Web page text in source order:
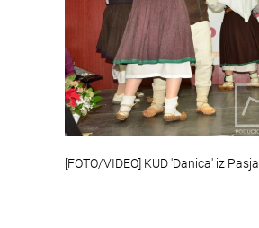
[FOTO/VIDEO] KUD 'Danica' iz